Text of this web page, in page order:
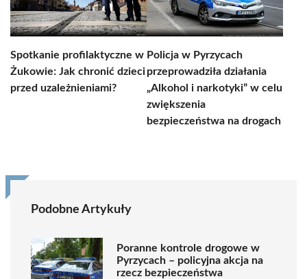
Spotkanie profilaktyczne w
Żukowie: Jak chronić dzieci
przed uzależnieniami?
Policja w Pyrzycach
przeprowadziła działania
„Alkohol i narkotyki” w celu
zwiększenia
bezpieczeństwa na drogach
Podobne Artykuły
Poranne kontrole drogowe w
Pyrzycach – policyjna akcja na
rzecz bezpieczeństwa